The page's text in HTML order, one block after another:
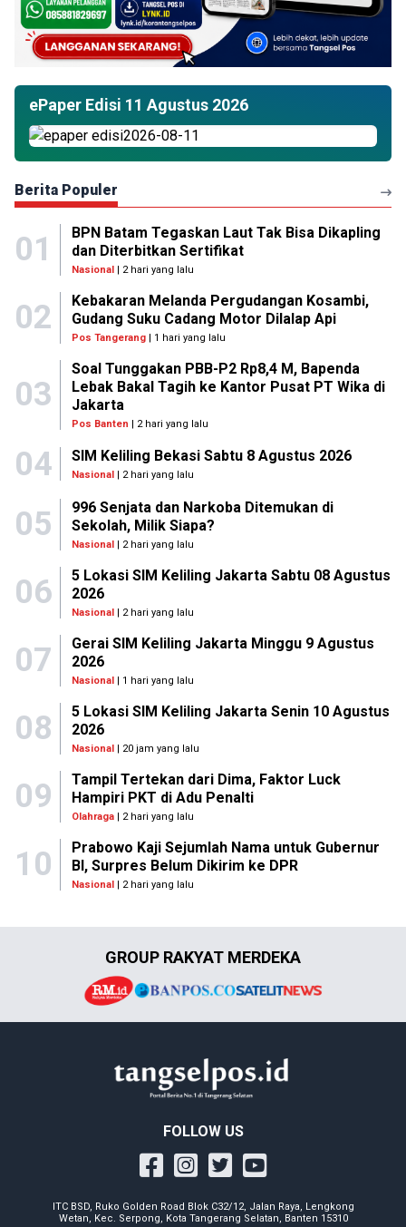
ePaper Edisi 11 Agustus 2026
Berita Populer
01
BPN Batam Tegaskan Laut Tak Bisa Dikapling
dan Diterbitkan Sertifikat
Nasional| 2 hari yang lalu
02
Kebakaran Melanda Pergudangan Kosambi,
Gudang Suku Cadang Motor Dilalap Api
Pos Tangerang| 1 hari yang lalu
03
Soal Tunggakan PBB-P2 Rp8,4 M, Bapenda
Lebak Bakal Tagih ke Kantor Pusat PT Wika di
Jakarta
Pos Banten | 2 hari yang lalu
04 SIM Keliling Bekasi Sabtu 8 Agustus 2026
Nasional | 2 hari yang lalu
05
996 Senjata dan Narkoba Ditemukan di
Sekolah, Milik Siapa?
Nasional| 2 hari yang lalu
06
5 Lokasi SIM Keliling Jakarta Sabtu 08 Agustus
2026
Nasional| 2 hari yang lalu
07
Gerai SIM Keliling Jakarta Minggu 9 Agustus
2026
Nasional| 1 hari yang lalu
08
5 Lokasi SIM Keliling Jakarta Senin 10 Agustus
2026
Nasional| 20 jam yang lalu
09
Tampil Tertekan dari Dima, Faktor Luck
Hampiri PKT di Adu Penalti
Olahraga| 2 hari yang lalu
10
Prabowo Kaji Sejumlah Nama untuk Gubernur
BI, Surpres Belum Dikirim ke DPR
Nasional| 2 hari yang lalu
GROUP RAKYAT MERDEKA
FOLLOW US
ITC BSD, Ruko Golden Road Blok C32/12, Jalan Raya, Lengkong
Wetan, Kec. Serpong, Kota Tangerang Selatan, Banten 15310